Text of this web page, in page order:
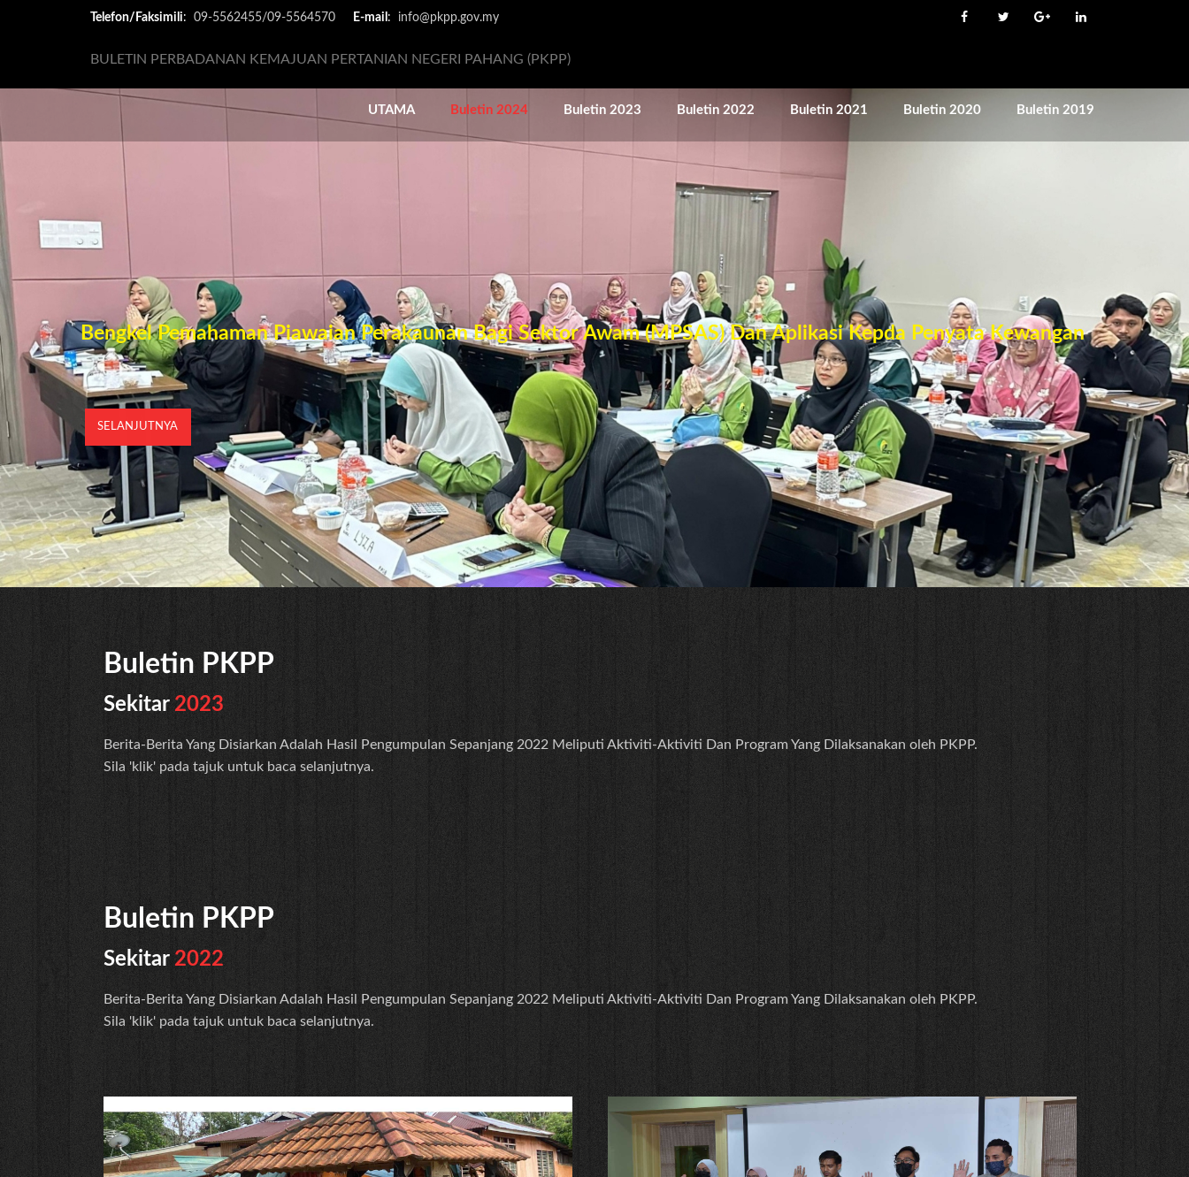
Telefon/Faksimili: 09-5562455/09-5564570 E-mail : info@pkpp.gov.my
BULETIN PERBADANAN KEMAJUAN PERTANIAN NEGERI PAHANG (PKPP)
UTAMA Buletin 2024 Buletin 2023 Buletin 2022 Buletin 2021 Buletin 2020 Buletin 2019
Buletin PKPP
Sekitar 2023
Berita-Berita Yang Disiarkan Adalah Hasil Pengumpulan Sepanjang 2022 Meliputi Aktiviti-Aktiviti Dan Program Yang Dilaksanakan oleh PKPP.
Sila 'klik' pada tajuk untuk baca selanjutnya.
Buletin PKPP
Sekitar 2022
Berita-Berita Yang Disiarkan Adalah Hasil Pengumpulan Sepanjang 2022 Meliputi Aktiviti-Aktiviti Dan Program Yang Dilaksanakan oleh PKPP.
Sila 'klik' pada tajuk untuk baca selanjutnya.